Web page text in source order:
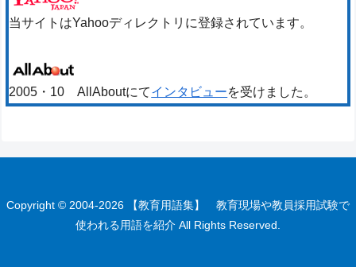
当サイトはYahooディレクトリに登録されています。
2005・10 AllAboutにてインタビューを受けました。
Copyright © 2004-2026 【教育用語集】 教育現場や教員採用試験で
使われる用語を紹介 All Rights Reserved.